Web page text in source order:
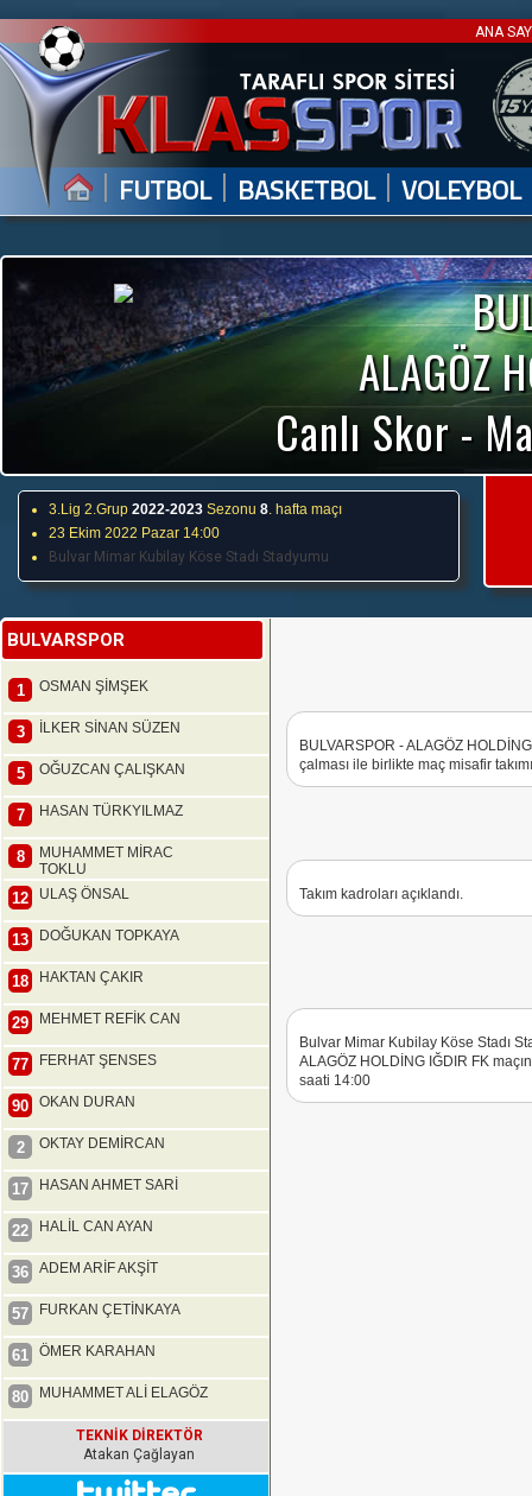
ANA
| FUTBOL | BASKETBOL | VOLEYBOL
ALAGÖZ
Canlı Skor -
3.Lig 2.Grup 2022-2023 Sezonu 8. hafta maçı
23 Ekim 2022 Pazar 14:00
Bulvar Mimar Kubilay Köse Stadı Stadyumu
BULVARSPOR
1 OSMAN ŞİMŞEK
3 İLKER SİNAN SÜZEN
5 OĞUZCAN ÇALIŞKAN
7 HASAN TÜRKYILMAZ
8
MUHAMMET MİRAC
TOKLU
12 ULAŞ ÖNSAL
13 DOĞUKAN TOPKAYA
18 HAKTAN ÇAKIR
29 MEHMET REFİK CAN
77 FERHAT ŞENSES
90 OKAN DURAN
2 OKTAY DEMİRCAN
17 HASAN AHMET SARİ
22 HALİL CAN AYAN
36 ADEM ARİF AKŞİT
57 FURKAN ÇETİNKAYA
61 ÖMER KARAHAN
80 MUHAMMET ALİ ELAGÖZ
TEKNİK DİREKTÖR
Atakan Çağlayan
BULVARSPOR - ALAGÖZ
çalması ile birlikte maç misafir
Takım kadroları açıklandı.
Bulvar Mimar Kubilay Köse Stadı
ALAGÖZ HOLDİNG IĞDIR FK
saati 14:00